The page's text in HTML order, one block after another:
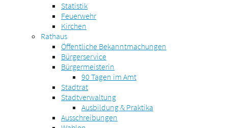
Statistik
Feuerwehr
Kirchen
Rathaus
Öffentliche Bekanntmachungen
Bürgerservice
Bürgermeisterin
90 Tagen im Amt
Stadtrat
Stadtverwaltung
Ausbildung & Praktika
Ausschreibungen